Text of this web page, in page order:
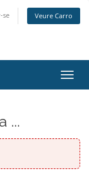
se Veure Carro
la
...